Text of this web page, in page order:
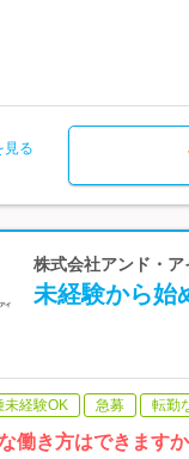
見る
株式会社アンド・
未経験から始
未経験OK 急募 転勤
な働き方はできます